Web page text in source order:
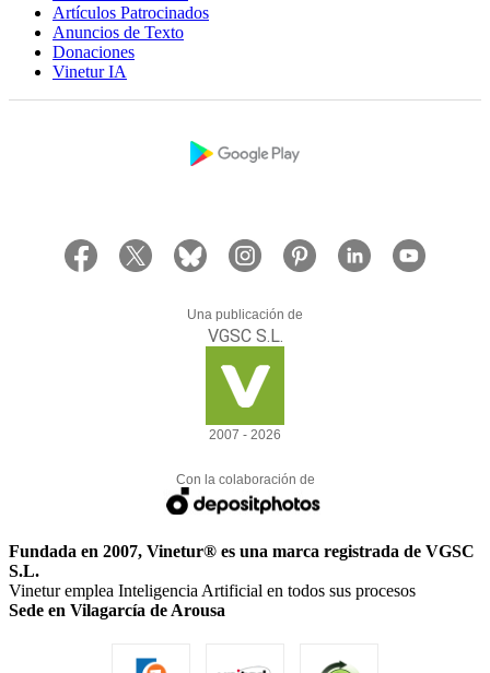
Artículos Patrocinados
Anuncios de Texto
Donaciones
Vinetur IA
Una publicación de
VGSC S.L.
2007 - 2026
Con la colaboración de
Fundada en 2007, Vinetur® es una marca registrada de VGSC
S.L.
Vinetur emplea Inteligencia Artificial en todos sus procesos
Sede en Vilagarcía de Arousa